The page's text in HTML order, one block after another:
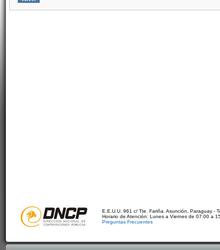
E.E.U.U. 961 c/ Tte. Fariña. Asunción, Paraguay -
Horario de Atención: Lunes a Viernes de 07:00 a
Preguntas Frecuentes